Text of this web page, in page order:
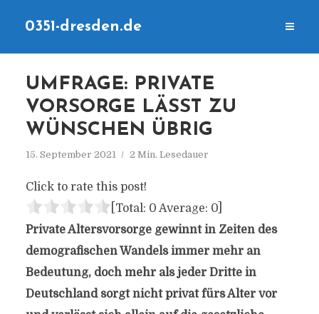
0351-dresden.de
UMFRAGE: PRIVATE
VORSORGE LÄSST ZU
WÜNSCHEN ÜBRIG
15. September 2021 2 Min. Lesedauer
Click to rate this post!
[Total: 0 Average: 0]
Private Altersvorsorge gewinnt in Zeiten des
demografischen Wandels immer mehr an
Bedeutung, doch mehr als jeder Dritte in
Deutschland sorgt nicht privat fürs Alter vor